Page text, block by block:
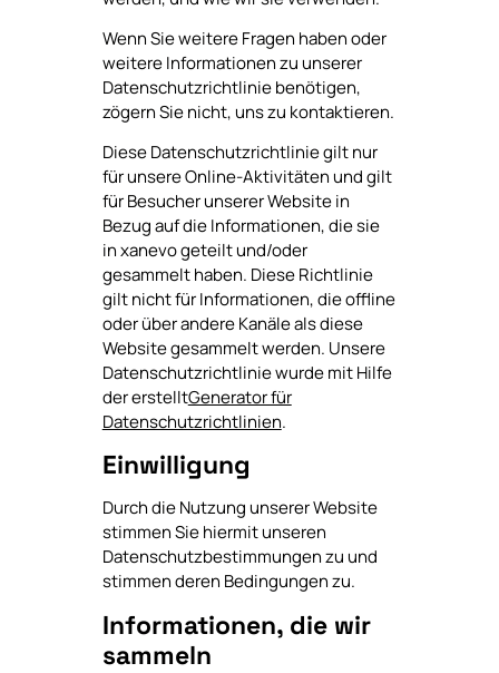
Wenn Sie weitere Fragen haben oder
weitere Informationen zu unserer
Datenschutzrichtlinie benötigen,
zögern Sie nicht, uns zu kontaktieren.
Diese Datenschutzrichtlinie gilt nur
für unsere Online-Aktivitäten und gilt
für Besucher unserer Website in
Bezug auf die Informationen, die sie
in xanevo geteilt und/oder
gesammelt haben. Diese Richtlinie
gilt nicht für Informationen, die offline
oder über andere Kanäle als diese
Website gesammelt werden. Unsere
Datenschutzrichtlinie wurde mit Hilfe
der erstelltGenerator für
Datenschutzrichtlinien.
Einwilligung
Durch die Nutzung unserer Website
stimmen Sie hiermit unseren
Datenschutzbestimmungen zu und
stimmen deren Bedingungen zu.
Informationen, die wir
sammeln